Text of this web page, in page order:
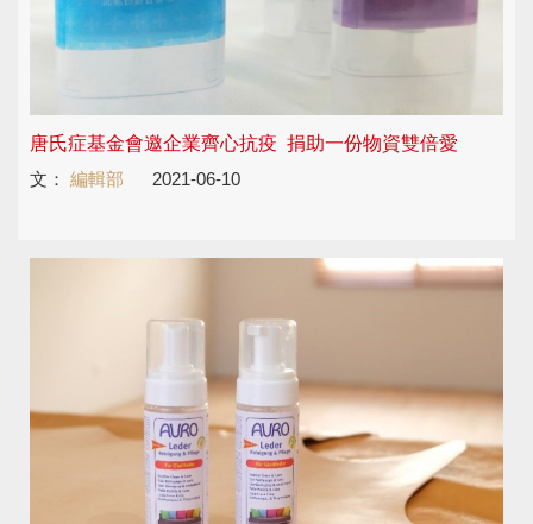
唐氏症基金會邀企業齊心抗疫 捐助一份物資雙倍愛
文： 編輯部 2021-06-10